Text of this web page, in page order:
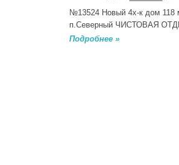
№13524 Новый 4х-к дoм 118
п.Северный ЧИСТОВАЯ
Подробнее »